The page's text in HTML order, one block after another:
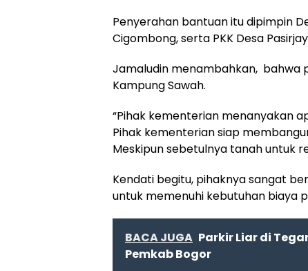
Penyerahan bantuan itu dipimpin
Cigombong, serta PKK Desa
Jamaludin menambahkan, bahwa
Kampung Sawah.
“Pihak kementerian menanyakan
Pihak kementerian siap
Meskipun sebetulnya tanah untuk
Kendati begitu, pihaknya sangat
untuk memenuhi kebutuhan biaya
BACA JUGA Parkir Liar di
Pemkab Bogor